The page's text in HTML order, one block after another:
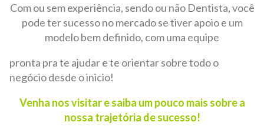
Com ou sem experiência, sendo ou não Dentista, você
pode ter sucesso no mercado se tiver apoio e um
modelo bem definido, com uma equipe
pronta pra te ajudar e te orientar sobre todo o
negócio desde o inicio!
Venha nos visitar e saiba um pouco mais sobre a
nossa trajetória de sucesso!